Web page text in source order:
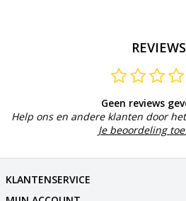
REVIEWS
Geen reviews
Help ons en andere klanten door
Je beoordeling
KLANTENSERVICE